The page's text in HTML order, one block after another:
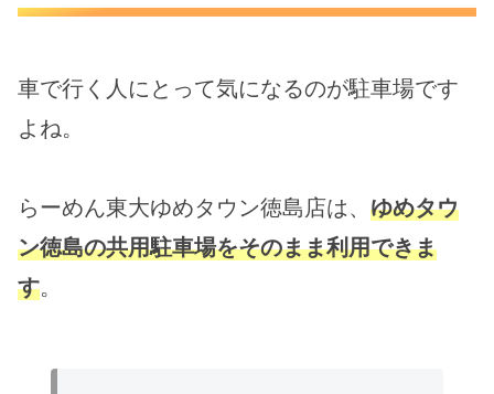
車で行く人にとって気になるのが駐車場です
よね。
らーめん東大ゆめタウン徳島店は、 ゆめタウ
ン徳島の共用駐車場をそのまま利用できま
す。